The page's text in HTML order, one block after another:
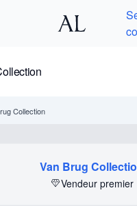
Collection
Van Brug
Vendeur premier